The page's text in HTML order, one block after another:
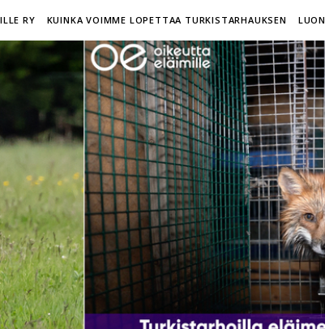
RY KUINKA VOIMME LOPETTAA TURKISTARHAUKSEN